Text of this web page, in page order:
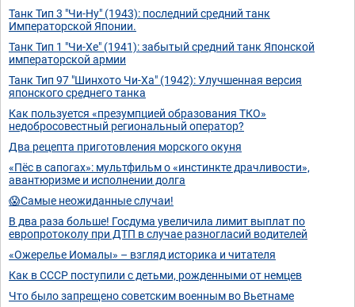
Танк Тип 3 "Чи-Ну" (1943): последний средний танк
Императорской Японии.
Танк Тип 1 "Чи-Хе" (1941): забытый средний танк Японской
императорской армии
Танк Тип 97 "Шинхото Чи-Ха" (1942): Улучшенная версия
японского среднего танка
Как пользуется «презумпцией образования ТКО»
недобросовестный региональный оператор?
Два рецепта приготовления морского окуня
«Пёс в сапогах»: мультфильм о «инстинкте драчливости»,
авантюризме и исполнении долга
😱Самые неожиданные случаи!
В два раза больше! Госдума увеличила лимит выплат по
европротоколу при ДТП в случае разногласий водителей
«Ожерелье Иомалы» – взгляд историка и читателя
Как в СССР поступили с детьми, рожденными от немцев
Что было запрещено советским военным во Вьетнаме